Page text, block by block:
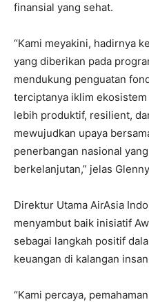
finansial yang sehat.
“Kami meyakini, hadirnya
yang diberikan pada
mendukung penguatan
terciptanya iklim
lebih produktif, resilient,
mewujudkan upaya
penerbangan nasional
berkelanjutan,” jelas
Direktur Utama AirAsia
menyambut baik inisiatif
sebagai langkah positif
keuangan di kalangan
“Kami percaya,